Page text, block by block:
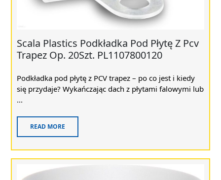
Scala Plastics Podkładka Pod Płytę Z Pcv
Trapez Op. 20Szt. PL1107800120
Podkładka pod płytę z PCV trapez – po co jest i kiedy
się przydaje? Wykańczając dach z płytami falowymi lub
...
READ MORE